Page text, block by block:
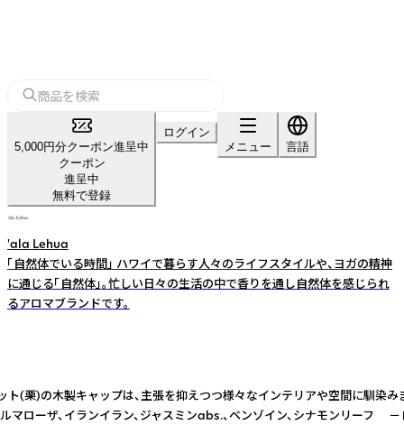
5,000円分クーポン進呈中
クーポン
進呈中
無料で登録
ログイン
メニュー
言語
'ala Lehua
「自然体でいる時間」 ハワイで暮らす人々のライフスタイルや、ヨガの精神
に通じる「自然体」。忙しい日々の生活の中で香りを通し自然体を感じられ
るアロマブランドです。
)の木製キャップは、主張を抑えつつ様々なインテリアや空間
ーザ、イランイラン、ジャスミンabs.、ベンゾイン、シナモン